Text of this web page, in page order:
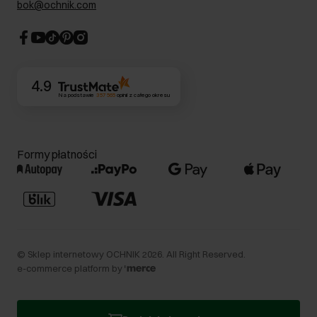
CSR
bok@ochnik.com
4.9
Na podstawie 357 565opinii z całego okresu
Formy płatności
© Sklep internetowy OCHNIK 2026 . All Right Reserved.
e-commerce platform by